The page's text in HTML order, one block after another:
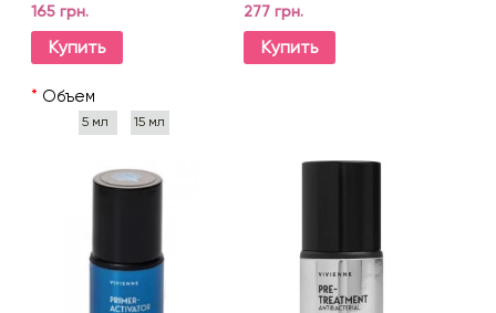
165 грн.
Купить
* Объем
5 мл 15 мл
277 грн.
Купить